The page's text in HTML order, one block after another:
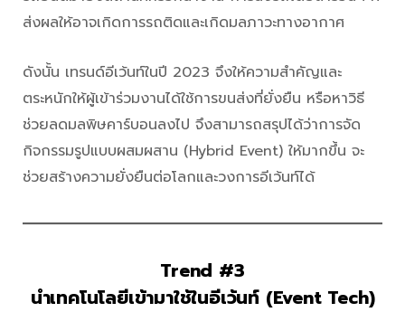
ส่งผลให้อาจเกิดการรถติดและเกิดมลภาวะทางอากาศ
ดังนั้น เทรนด์อีเว้นท์ในปี 2023 จึงให้ความสำคัญและ
ตระหนักให้ผู้เข้าร่วมงานได้ใช้การขนส่งที่ยั่งยืน หรือหาวิธี
ช่วยลดมลพิษคาร์บอนลงไป จึงสามารถสรุปได้ว่าการจัด
กิจกรรมรูปแบบผสมผสาน (Hybrid Event) ให้มากขึ้น จะ
ช่วยสร้างความยั่งยืนต่อโลกและวงการอีเว้นท์ได้
Trend #3
นำเทคโนโลยีเข้ามาใช้ในอีเว้นท์ (Event Tech)